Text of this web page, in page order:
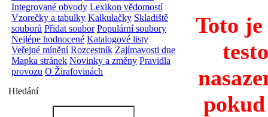
Integrované obvody Lexikon vědomostí
Vzorečky a tabulky Kalkulačky Skladiště
souborů Přidat soubor Populární soubory
Nejlépe hodnocené Katalogové listy
Veřejné mínění Rozcestník Zajímavosti dne
Mapka stránek Novinky a změny Pravidla
provozu O Žirafovinách
Hledání
Toto